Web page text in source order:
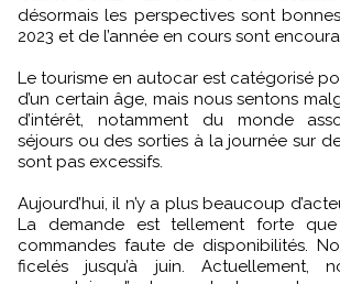
désormais les perspectives sont
2023 et de l’année en cours sont
Le tourisme en autocar est catégorisé
d’un certain âge, mais nous sentons
d’intérêt, notamment du monde
séjours ou des sorties à la journée sur
sont pas excessifs.
Aujourd’hui, il n’y a plus beaucoup
La demande est tellement forte que
commandes faute de disponibilités.
ficelés jusqu’à juin. Actuellement,